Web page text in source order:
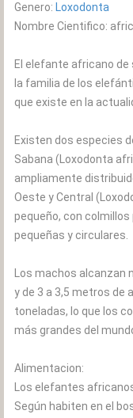
Genero: Loxodonta
Nombre Cientifico:
El elefante africano
la familia de los
que existe en la
Existen dos especies
Sabana (Loxodonta
ampliamente
Oeste y Central
pequeño, con
pequeñas y circulares.
Los machos
y de 3 a 3,5 metros de
toneladas, lo que los
más grandes del
Alimentacion:
Los elefantes
Según habiten en el